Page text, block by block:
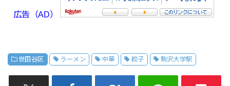
広告（AD）
世田谷区 ラーメン 中華 餃子 駒沢大学駅